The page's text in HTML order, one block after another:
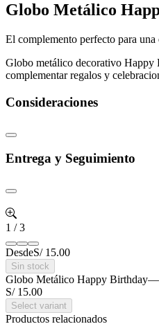
Globo Metálico
El complemento perfecto para
Globo metálico decorativo Happy
complementar regalos y
Consideraciones
Entrega y Seguimiento
1 /3
DesdeS/ 15.00
Sin stock
Globo Metálico Happy Birthday—
S/ 15.00
Select variant
Productos relacionados